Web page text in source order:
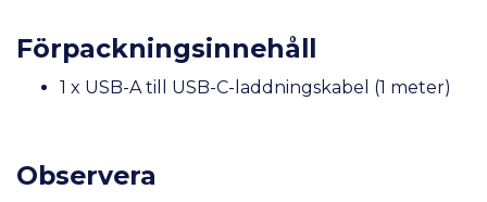
Förpackningsinnehåll
1 x USB-A till USB-C-laddningskabel (1 meter)
Observera